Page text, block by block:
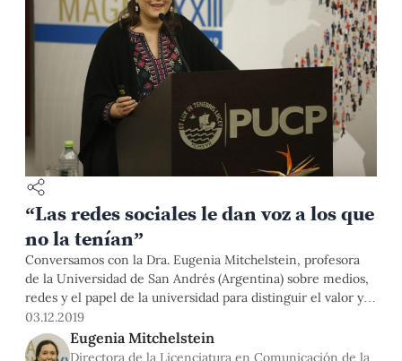
“Las redes sociales le dan voz a los que
no la tenían”
Conversamos con la Dra. Eugenia Mitchelstein, profesora
de la Universidad de San Andrés (Argentina) sobre medios,
redes y el papel de la universidad para distinguir el valor y la
condición de verdad en distintas informaciones.
03.12.2019
Eugenia Mitchelstein
Directora de la Licenciatura en Comunicación de la